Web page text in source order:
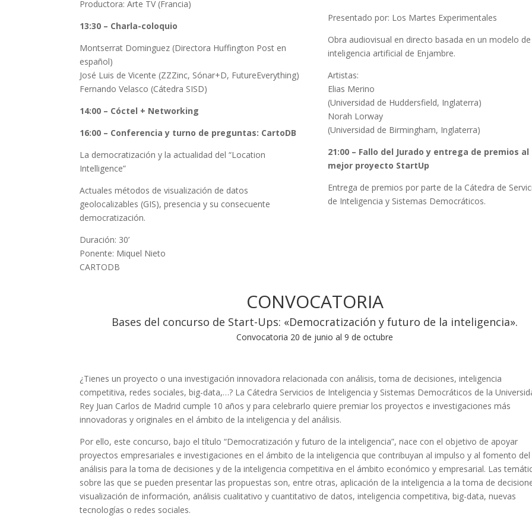
Productora: Arte TV (Francia)
13:30 – Charla-coloquio
Montserrat Dominguez (Directora Huffington Post en
español)
José Luis de Vicente (ZZZinc, Sónar+D, FutureEverything)
Fernando Velasco (Cátedra SISD)
14:00 – Cóctel + Networking
16:00 – Conferencia y turno de preguntas: CartoDB
La democratización y la actualidad del “Location
Intelligence”
Actuales métodos de visualización de datos
geolocalizables (GIS), presencia y su consecuente
democratización.
Duración: 30’
Ponente: Miquel Nieto
CARTODB
Presentado por: Los Martes Experimentales
Obra audiovisual en directo basada en un modelo de
inteligencia artificial de Enjambre.
Artistas:
Elias Merino
(Universidad de Huddersfield, Inglaterra)
Norah Lorway
(Universidad de Birmingham, Inglaterra)
21:00 – Fallo del Jurado y entrega de premios al
mejor proyecto StartUp
Entrega de premios por parte de la Cátedra de
de Inteligencia y Sistemas Democráticos.
CONVOCATORIA
Bases del concurso de Start-Ups: «Democratización y futuro de la inteligencia».
Convocatoria 20 de junio al 9 de octubre
¿Tienes un proyecto o una investigación innovadora relacionada con análisis, toma de decisiones, inteligencia
competitiva, redes sociales, big-data,…? La Cátedra Servicios de Inteligencia y Sistemas Democráticos de la
Rey Juan Carlos de Madrid cumple 10 años y para celebrarlo quiere premiar los proyectos e investigaciones más
innovadoras y originales en el ámbito de la inteligencia y del análisis.
Por ello, este concurso, bajo el título “Democratización y futuro de la inteligencia”, nace con el objetivo de apoyar
proyectos empresariales e investigaciones en el ámbito de la inteligencia que contribuyan al impulso y al fomento del
análisis para la toma de decisiones y de la inteligencia competitiva en el ámbito económico y empresarial. Las
sobre las que se pueden presentar las propuestas son, entre otras, aplicación de la inteligencia a la toma de
visualización de información, análisis cualitativo y cuantitativo de datos, inteligencia competitiva, big-data, nuevas
tecnologías o redes sociales.